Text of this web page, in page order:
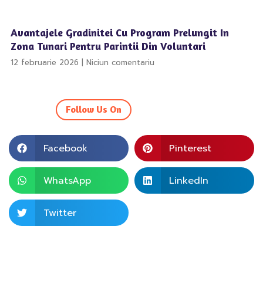
Avantajele Gradinitei Cu Program Prelungit In
Zona Tunari Pentru Parintii Din Voluntari
12 februarie 2026 Niciun comentariu
Follow Us On
Facebook Pinterest
WhatsApp LinkedIn
Twitter